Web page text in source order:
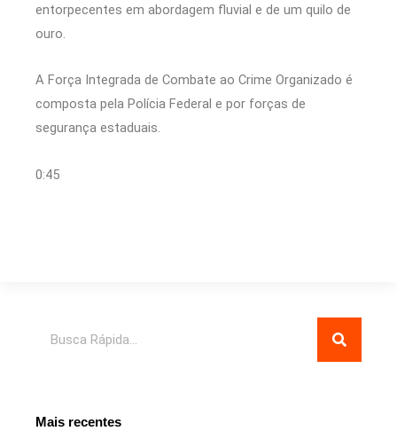
entorpecentes em abordagem fluvial e de um quilo de
ouro.
A Força Integrada de Combate ao Crime Organizado é
composta pela Polícia Federal e por forças de
segurança estaduais.
0:45
Mais recentes